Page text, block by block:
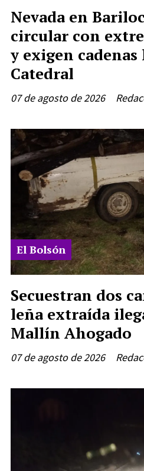
Nevada en
circular con
y exigen cadenas
Catedral
07 de agosto de 2026
Secuestran dos
leña extraída
Mallín Ahogado
El Bolsón
07 de agosto de 2026